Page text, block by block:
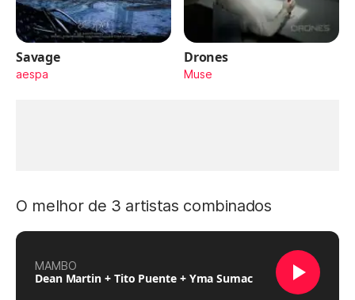
Savage
aespa
Drones
Muse
O melhor de 3 artistas combinados
MAMBO
Dean Martin + Tito Puente + Yma Sumac